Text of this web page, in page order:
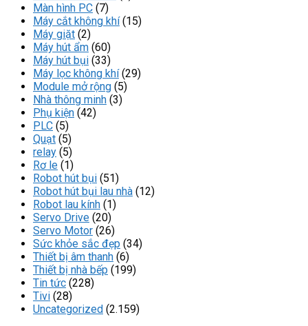
Màn hình PC (7)
Máy cắt không khí(15)
Máy giặt (2)
Máy hút ẩm (60)
Máy hút bụi (33)
Máy lọc không khí(29)
Module mở rộng (5)
Nhà thông minh (3)
Phụ kiện (42)
PLC (5)
Quạt (5)
relay (5)
Rơ le (1)
Robot hút bụi (51)
Robot hút bụi lau nhà (12)
Robot lau kính (1)
Servo Drive (20)
Servo Motor (26)
Sức khỏe sắc đẹp (34)
Thiết bị âm thanh (6)
Thiết bị nhà bếp (199)
Tin tức (228)
Tivi (28)
Uncategorized (2.159)